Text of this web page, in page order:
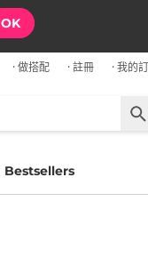
OK
· 做搭配 · 註冊 · 我的
Bestsellers